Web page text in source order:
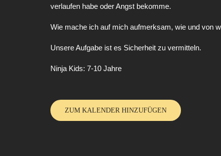
verlaufen habe oder Angst bekomme.
Wie mache ich auf mich aufmerksam, wie und von
Unsere Aufgabe ist es Sicherheit zu vermitteln.
Ninja Kids: 7-10 Jahre
ZUM KALENDER HINZUFÜGEN